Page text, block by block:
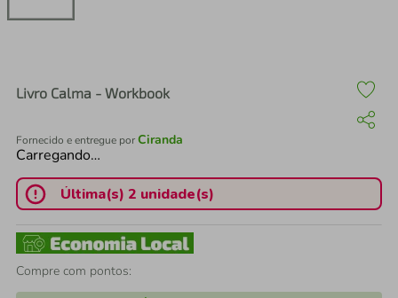
Livro Calma - Workbook
Fornecido e entregue porCiranda
Carregando…
Última(s) 2 unidade(s)
Compre com pontos: